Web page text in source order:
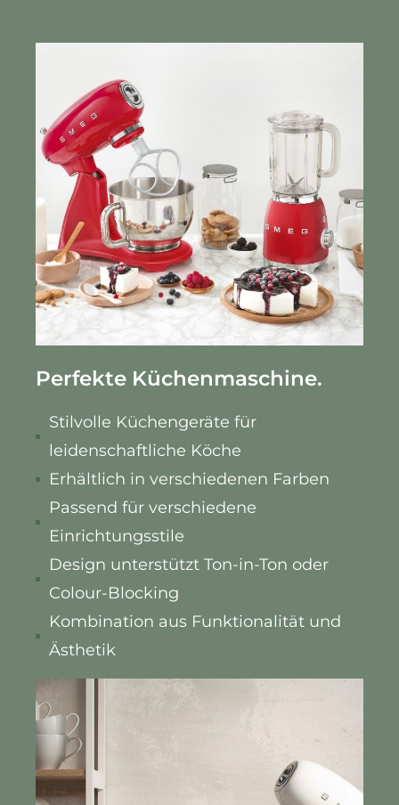
Perfekte Küchenmaschine.
Stilvolle Küchengeräte für
leidenschaftliche Köche
Erhältlich in verschiedenen Farben
Passend für verschiedene
Einrichtungsstile
Design unterstützt Ton-in-Ton oder
Colour-Blocking
Kombination aus Funktionalität und
Ästhetik